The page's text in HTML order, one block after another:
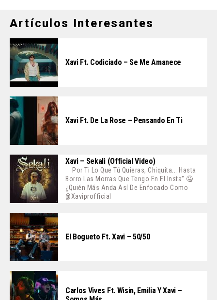
Artículos Interesantes
Xavi Ft. Codiciado – Se Me Amanece
Xavi Ft. De La Rose – Pensando En Ti
Xavi – Sekali (Official Video)
Por Ti Lo Que Tú Quieras, Chiquita... Hasta
Borro Las Morras Que Tengo En El Insta” 🤐
¿Quién Más Anda Así De Enfocado Como
@xaviprofficial
El Bogueto Ft. Xavi – 50/50
Carlos Vives Ft. Wisin, Emilia Y Xavi –